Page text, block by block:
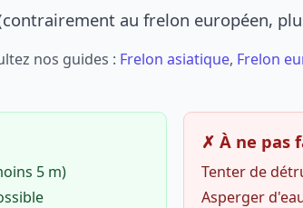
au frelon européen,
nos guides : Frelon asiatique, Frelon
5 m)
✗ À ne pas
Tenter de
Asperger